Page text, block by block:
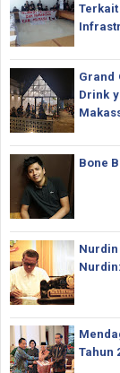
Grand
Drink
Bone
Tahun